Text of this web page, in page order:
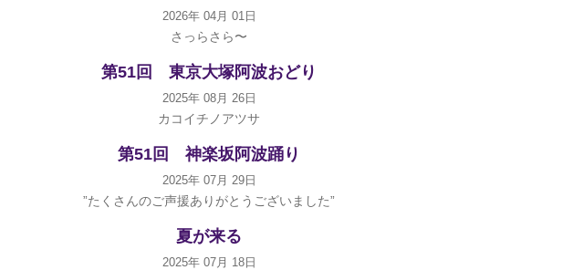
2026年 04月 01日
さっらさら〜
第51回 東京大塚阿波おどり
2025年 08月 26日
カコイチノアツサ
第51回 神楽坂阿波踊り
2025年 07月 29日
”たくさんのご声援ありがとうございました”
夏が来る
2025年 07月 18日